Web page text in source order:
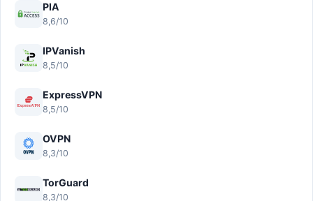
PIA
8,6/10
IPVanish
8,5/10
ExpressVPN
8,5/10
OVPN
8,3/10
TorGuard
8,3/10